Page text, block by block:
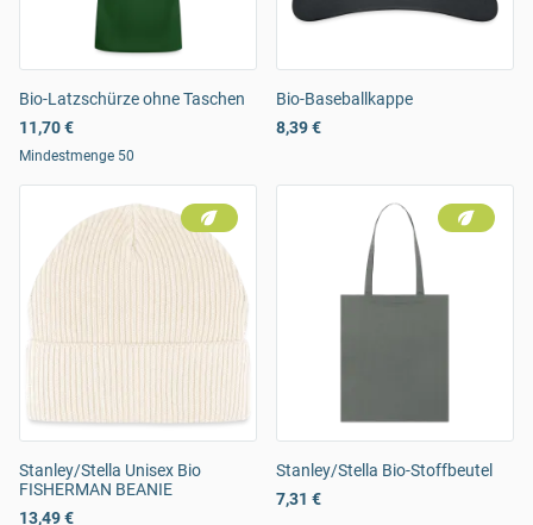
Bio-Latzschürze ohne Taschen
11,70 €
Mindestmenge 50
Bio-Baseballkappe
8,39 €
Stanley/Stella Unisex Bio
FISHERMAN BEANIE
13,49 €
Stanley/Stella Bio-Stoffbeutel
7,31 €